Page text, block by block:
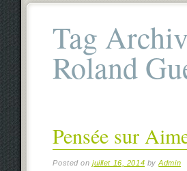
Tag
Roland
Pensée sur
Posted onjuillet 16, 2014 byAdmin